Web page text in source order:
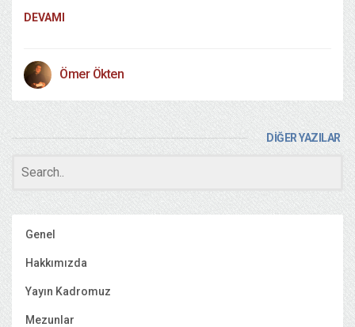
DEVAMI
Ömer Ökten
DİĞER YAZILAR
Genel
Hakkımızda
Yayın Kadromuz
Mezunlar